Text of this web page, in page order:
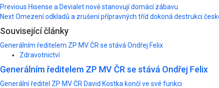
Post
navigation
Previous Hisense a Devialet nově stanovují domácí zábavu
NextOmezení odkladů a zrušení přípravných tříd dokoná destrukci
Související články
Generálním ředitelem ZP MV ČR se stává Ondřej Felix
Zdravotnictví
Generálním ředitelem ZP MV ČR se stává Ondřej Felix
Generální ředitel ZP MV ČR David Kostka končí ve své funkci